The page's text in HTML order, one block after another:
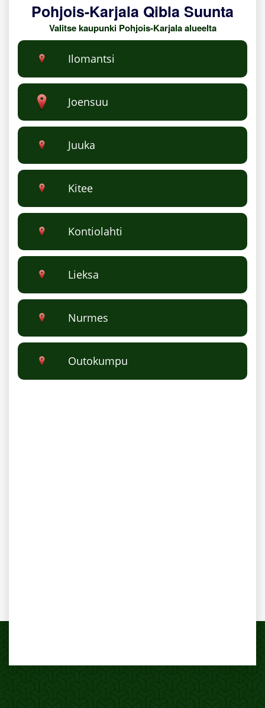
Pohjois-Karjala Qibla Suunta
Valitse kaupunki Pohjois-Karjala alueelta
Ilomantsi
Joensuu
Juuka
Kitee
Kontiolahti
Lieksa
Nurmes
Outokumpu